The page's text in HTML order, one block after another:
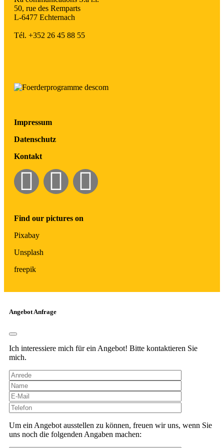
50, rue des Remparts
L-6477 Echternach
Tél. +352 26 45 88 55
Impressum
Datenschutz
Kontakt
Find our pictures on
Pixabay
Unsplash
freepik
Angebot Anfrage
Ich interessiere mich für ein Angebot! Bitte kontaktieren Sie
mich.
Bitte
lasse
dieses
Feld
Um ein Angebot ausstellen zu können, freuen wir uns, wenn Sie
uns noch die folgenden Angaben machen: